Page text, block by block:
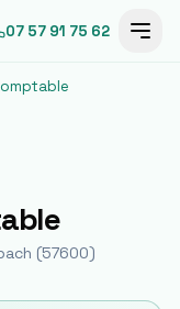
07 57 91 75 62
(57600)